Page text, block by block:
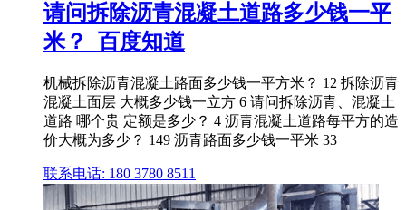
请问拆除沥青混凝土道路多少钱一平
米？_百度知道
机械拆除沥青混凝土路面多少钱一平方米？ 12 拆除沥青
混凝土面层 大概多少钱一立方 6 请问拆除沥青、混凝土
道路 哪个贵 定额是多少？ 4 沥青混凝土道路每平方的造
价大概为多少？ 149 沥青路面多少钱一平米 33
联系电话: 180 3780 8511